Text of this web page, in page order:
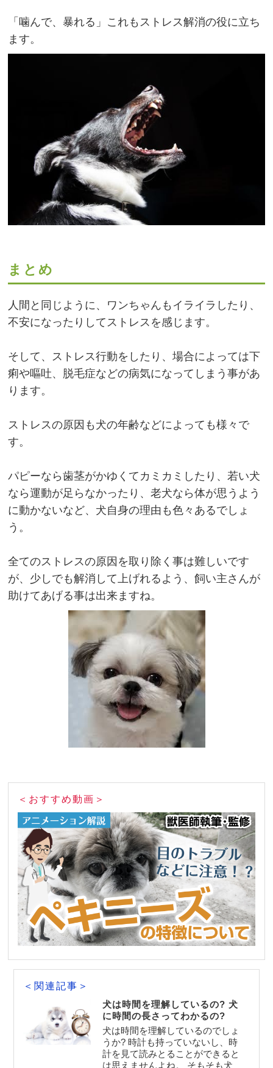
「噛んで、暴れる」これもストレス解消の役に立ち
ます。
まとめ
人間と同じように、ワンちゃんもイライラしたり、
不安になったりしてストレスを感じます。
そして、ストレス行動をしたり、場合によっては下
痢や嘔吐、脱毛症などの病気になってしまう事があ
ります。
ストレスの原因も犬の年齢などによっても様々で
す。
パピーなら歯茎がかゆくてカミカミしたり、若い犬
なら運動が足らなかったり、老犬なら体が思うよう
に動かないなど、犬自身の理由も色々あるでしょ
う。
全てのストレスの原因を取り除く事は難しいです
が、少しでも解消して上げれるよう、飼い主さんが
助けてあげる事は出来ますね。
＜おすすめ動画＞
＜関連記事＞
犬は時間を理解しているの? 犬
に時間の長さってわかるの?
犬は時間を理解しているのでしょ
うか? 時計も持っていないし、時
計を見て読みとることができると
は思えませんよね。 そもそも犬